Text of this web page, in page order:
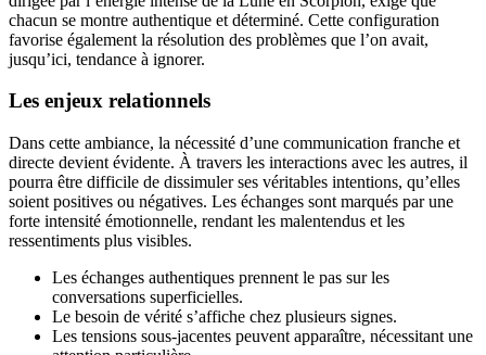
chacun se montre authentique et déterminé. Cette configuration
favorise également la résolution des problèmes que l’on avait,
jusqu’ici, tendance à ignorer.
Les enjeux relationnels
Dans cette ambiance, la nécessité d’une communication franche et
directe devient évidente. À travers les interactions avec les autres, il
pourra être difficile de dissimuler ses véritables intentions, qu’elles
soient positives ou négatives. Les échanges sont marqués par une
forte intensité émotionnelle, rendant les malentendus et les
ressentiments plus visibles.
Les échanges authentiques prennent le pas sur les
conversations superficielles.
Le besoin de vérité s’affiche chez plusieurs signes.
Les tensions sous-jacentes peuvent apparaître, nécessitant une